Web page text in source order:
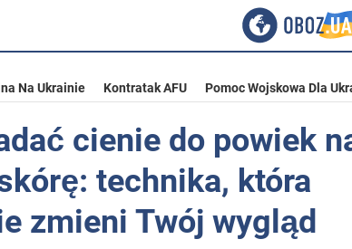
Na Ukrainie Kontratak AFU Pomoc Wojskowa Dla
cienie do powiek
technika, która
zmieni Twój wygląd